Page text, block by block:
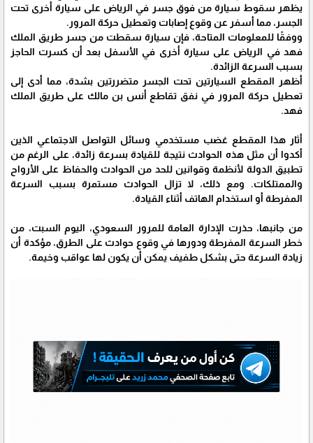
يظهر سقوط سيارة من فوق جسر في الرياض على سيارة أخرى تحت
الجسر، مما أسفر عن وقوع إصابات وتعطيل حركة المرور.
ووفقًا للمعلومات المتاحة، فإن سيارة سقطت من جسر طريق الملك
فهد في الرياض على سيارة أخرى في الأسفل بعد أن كسرت الحاجز
بسبب السرعة الزائدة.
أظهر المقطع السيارتين تحت الجسر متضررتين بشدة، مما أدى إلى
تعطيل حركة المرور في نفق تقاطع أنس بن مالك على طريق الملك
فهد.
أثار هذا المقطع غضب مستخدمي وسائل التواصل الاجتماعي الذين
أكدوا أن مثل هذه الحوادث نتيجة للقيادة بسرعة زائدة، على الرغم من
تطبيق الدولة لأنظمة وقوانين للحد من الحوادث والحفاظ على الأرواح
والممتلكات. ومع ذلك، لا تزال الحوادث مستمرة بسبب السرعة
المفرطة أو استخدام الهاتف أثناء القيادة.
من جانبها، حذرت الإدارة العامة للمرور السعودي، اليوم السبت، من
خطر السرعة المفرطة ودورها في وقوع حوادث على الطرق، مؤكدة أن
زيادة السرعة حتى بشكل طفيف يمكن أن يكون لها عواقب وخيمة.